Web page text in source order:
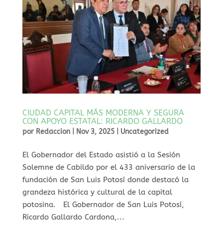
CIUDAD CAPITAL MÁS MODERNA Y SEGURA
CON APOYO ESTATAL: RICARDO GALLARDO
por Redaccion| Nov 3, 2025| Uncategorized
⁠El Gobernador del Estado asistió a la Sesión
Solemne de Cabildo por el 433 aniversario de la
fundación de San Luis Potosí donde destacó la
grandeza histórica y cultural de la capital
potosina. El Gobernador de San Luis Potosí,
Ricardo Gallardo Cardona,...